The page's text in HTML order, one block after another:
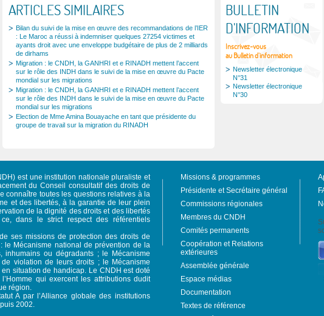
ARTICLES SIMILAIRES
Bilan du suivi de la mise en œuvre des recommandations de l’IER
: Le Maroc a réussi à indemniser quelques 27254 victimes et
ayants droit avec une enveloppe budgétaire de plus de 2 milliards
de dirhams
Migration : le CNDH, la GANHRI et e RINADH mettent l’accent
sur le rôle des INDH dans le suivi de la mise en œuvre du Pacte
mondial sur les migrations
Migration : le CNDH, la GANHRI et e RINADH mettent l’accent
sur le rôle des INDH dans le suivi de la mise en œuvre du Pacte
mondial sur les migrations
Election de Mme Amina Bouayache en tant que présidente du
groupe de travail sur la migration du RINADH
BULLETIN
D'INFORMATION
Inscrivez-vous
au Bulletin d'information
Newsletter électronique
N°31
Newsletter électronique
N°30
est une institution nationale pluraliste et
du Conseil consultatif des droits de
connaître toutes les questions relatives à la
et des libertés, à la garantie de leur plein
de la dignité des droits et des libertés
dans le strict respect des référentiels
ses missions de protection des droits de
le Mécanisme national de prévention de la
inhumains ou dégradants ; le Mécanisme
violation de leurs droits ; le Mécanisme
situation de handicap. Le CNDH est doté
qui exercent les attributions dudit
région.
A par l’Alliance globale des institutions
2002.
Missions & programmes
Présidente et Secrétaire général
Commissions régionales
Membres du CNDH
Comités permanents
Coopération et Relations
extérieures
Assemblée générale
Espace médias
Documentation
Textes de référence